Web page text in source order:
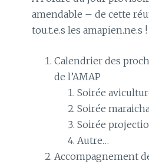
amendable – de cette
tou.t.e.s les amapien.ne.s !
Calendrier des
de l’AMAP
Soirée
Soirée
Soirée
Autre…
Accompagnement